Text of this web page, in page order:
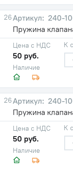
26
240-
Пружина
Наличие
Цена с НДС
50 руб.
К
26
240-
Пружина
Наличие
Цена с НДС
50 руб.
К